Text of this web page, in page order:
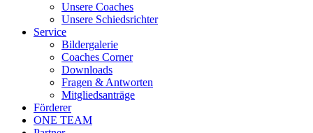
Unsere Coaches
Unsere Schiedsrichter
Service
Bildergalerie
Coaches Corner
Downloads
Fragen & Antworten
Mitgliedsanträge
Förderer
ONE TEAM